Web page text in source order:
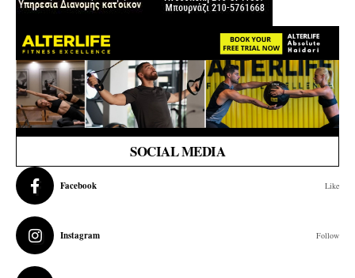
SOCIAL MEDIA
Facebook Like
Instagram Follow